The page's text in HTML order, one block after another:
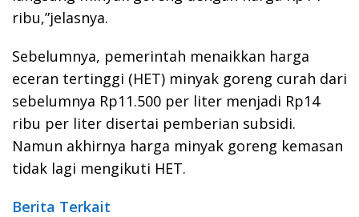
ribu,”jelasnya.
Sebelumnya, pemerintah menaikkan harga
eceran tertinggi (HET) minyak goreng curah dari
sebelumnya Rp11.500 per liter menjadi Rp14
ribu per liter disertai pemberian subsidi.
Namun akhirnya harga minyak goreng kemasan
tidak lagi mengikuti HET.
Berita Terkait